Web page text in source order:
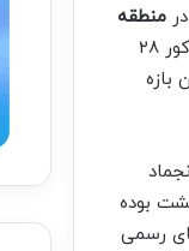
منطقه
به‌عنوان گران‌ترین و لوکس‌ترین منطقه بازار مسکن، میزان افت تعداد معاملات مسکن در دو ماهه مذکور ۲۸
بازه
بوده
۹۹ تا پایان اردیبهشت ۱۴۰۰ که آمارهای رسمی